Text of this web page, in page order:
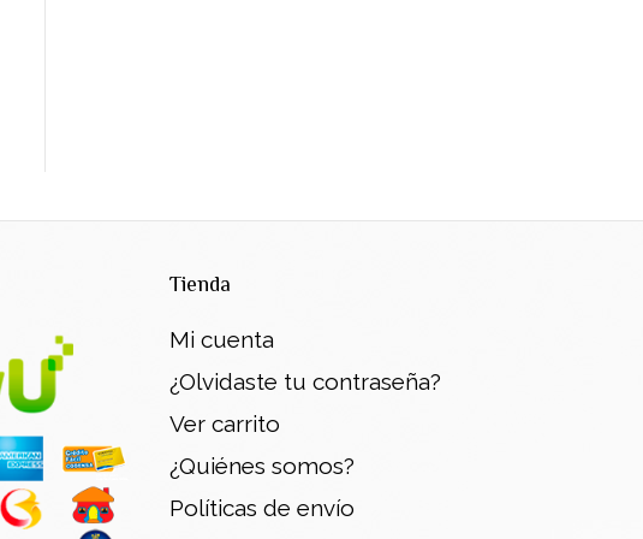
Tienda
Mi cuenta
¿Olvidaste tu contraseña?
Ver carrito
¿Quiénes somos?
Políticas de envío